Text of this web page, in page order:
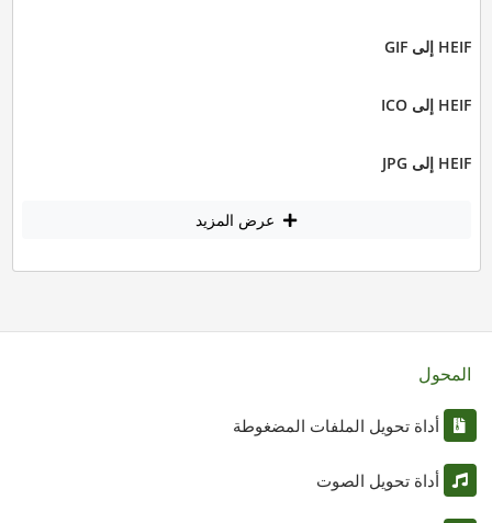
HEIF إلى GIF
HEIF إلى ICO
HEIF إلى JPG
عرض المزيد
المحول
أداة تحويل الملفات المضغوطة
أداة تحويل الصوت